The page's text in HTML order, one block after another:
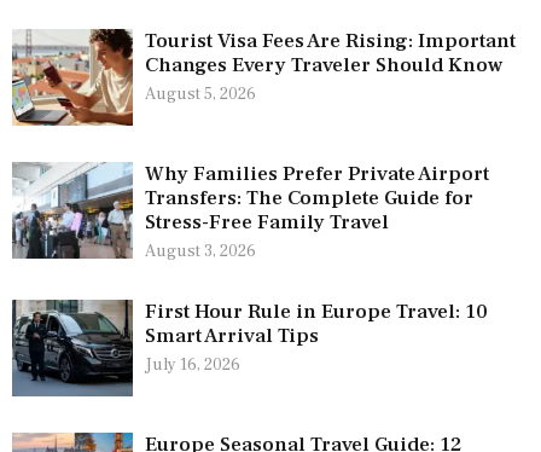
Tourist Visa Fees Are Rising: Important
Changes Every Traveler Should Know
August 5, 2026
Why Families Prefer Private Airport
Transfers: The Complete Guide for
Stress-Free Family Travel
August 3, 2026
First Hour Rule in Europe Travel: 10
Smart Arrival Tips
July 16, 2026
Europe Seasonal Travel Guide: 12